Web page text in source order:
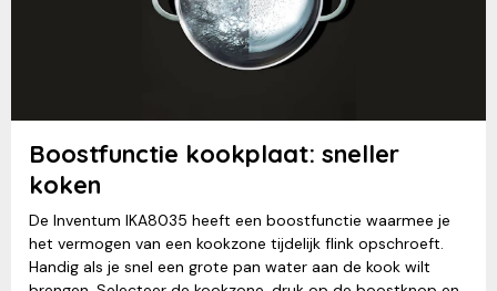
Boostfunctie kookplaat: sneller
koken
De Inventum IKA8035 heeft een boostfunctie waarmee je
het vermogen van een kookzone tijdelijk flink opschroeft.
Handig als je snel een grote pan water aan de kook wilt